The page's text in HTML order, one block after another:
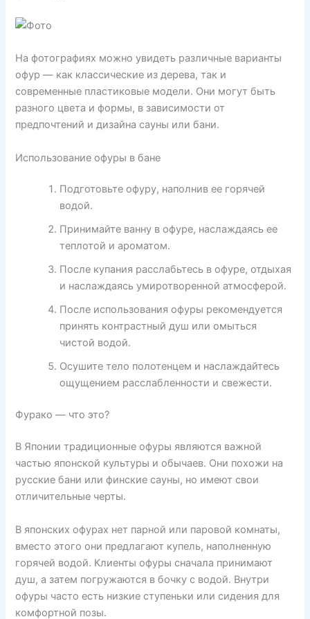
На фотографиях можно увидеть различные варианты
офур — как классические из дерева, так и
современные пластиковые модели. Они могут быть
разного цвета и формы, в зависимости от
предпочтений и дизайна сауны или бани.
Использование офуры в бане
Подготовьте офуру, наполнив ее горячей
водой.
Принимайте ванну в офуре, наслаждаясь ее
теплотой и ароматом.
После купания расслабьтесь в офуре, отдыхая
и наслаждаясь умиротворенной атмосферой.
После использования офуры рекомендуется
принять контрастный душ или омыться
чистой водой.
Осушите тело полотенцем и наслаждайтесь
ощущением расслабленности и свежести.
Фурако — что это?
В Японии традиционные офуры являются важной
частью японской культуры и обычаев. Они похожи на
русские бани или финские сауны, но имеют свои
отличительные черты.
В японских офурах нет парной или паровой комнаты,
вместо этого они предлагают купель, наполненную
горячей водой. Клиенты офуры сначала принимают
душ, а затем погружаются в бочку с водой. Внутри
офуры часто есть низкие ступеньки или сидения для
комфортной позы.